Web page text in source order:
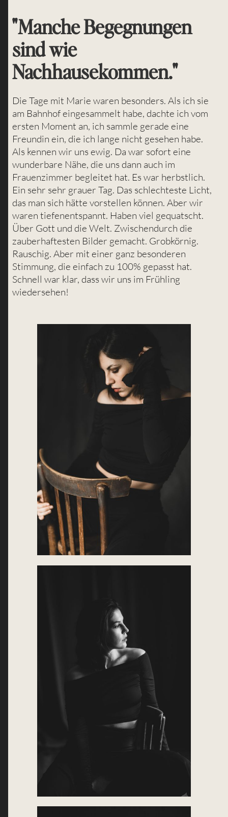
"Manche Begegnungen
sind wie
Nachhausekommen."
Die Tage mit Marie waren besonders. Als ich sie
am Bahnhof eingesammelt habe, dachte ich vom
ersten Moment an, ich sammle gerade eine
Freundin ein, die ich lange nicht gesehen habe.
Als kennen wir uns ewig. Da war sofort eine
wunderbare Nähe, die uns dann auch im
Frauenzimmer begleitet hat. Es war herbstlich.
Ein sehr sehr grauer Tag. Das schlechteste Licht,
das man sich hätte vorstellen können. Aber wir
waren tiefenentspannt. Haben viel gequatscht.
Über Gott und die Welt. Zwischendurch die
zauberhaftesten Bilder gemacht. Grobkörnig.
Rauschig. Aber mit einer ganz besonderen
Stimmung, die einfach zu 100% gepasst hat.
Schnell war klar, dass wir uns im Frühling
wiedersehen!